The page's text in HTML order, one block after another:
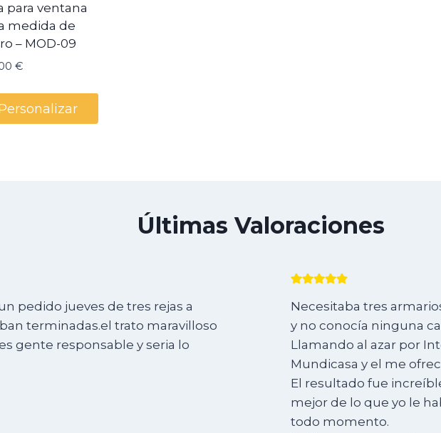
para ventana
medida de
– MOD-09
€
Últimas Valoraciones
pedido jueves de tres rejas a
terminadas.el trato maravilloso
gente responsable y seria lo
Necesitaba tres
y no conocía ninguna
Llamando al azar por
Mundicasa y el me
El resultado fue
mejor de lo que yo le
todo momento.